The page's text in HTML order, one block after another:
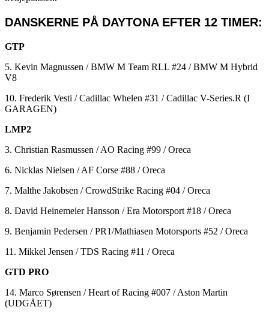
DANSKERNE PÅ DAYTONA EFTER 12 TIMER:
GTP
5. Kevin Magnussen / BMW M Team RLL #24 / BMW M Hybrid
V8
10. Frederik Vesti / Cadillac Whelen #31 / Cadillac V-Series.R (I
GARAGEN)
LMP2
3. Christian Rasmussen / AO Racing #99 / Oreca
6. Nicklas Nielsen / AF Corse #88 / Oreca
7. Malthe Jakobsen / CrowdStrike Racing #04 / Oreca
8. David Heinemeier Hansson / Era Motorsport #18 / Oreca
9. Benjamin Pedersen / PR1/Mathiasen Motorsports #52 / Oreca
11. Mikkel Jensen / TDS Racing #11 / Oreca
GTD PRO
14. Marco Sørensen / Heart of Racing #007 / Aston Martin
(UDGÅET)